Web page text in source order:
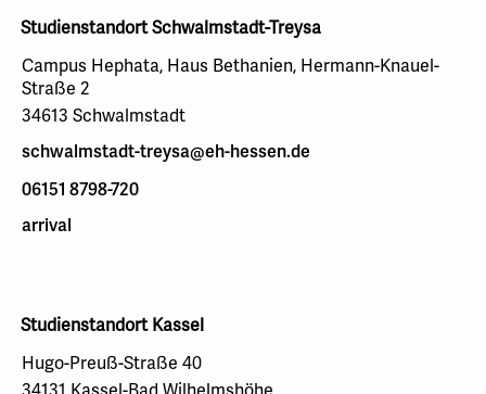
Studienstandort Schwalmstadt-Treysa
Campus Hephata, Haus Bethanien, Hermann-Knauel-
Straße 2
34613 Schwalmstadt
schwalmstadt-treysa@eh-hessen.de
06151 8798-720
arrival
Studienstandort Kassel
Hugo-Preuß-Straße 40